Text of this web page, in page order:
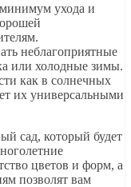
ухода и
неблагоприятные
или холодные зимы.
как в солнечных
их универсальными
сад, который будет
цветов и форм, а
позволят вам